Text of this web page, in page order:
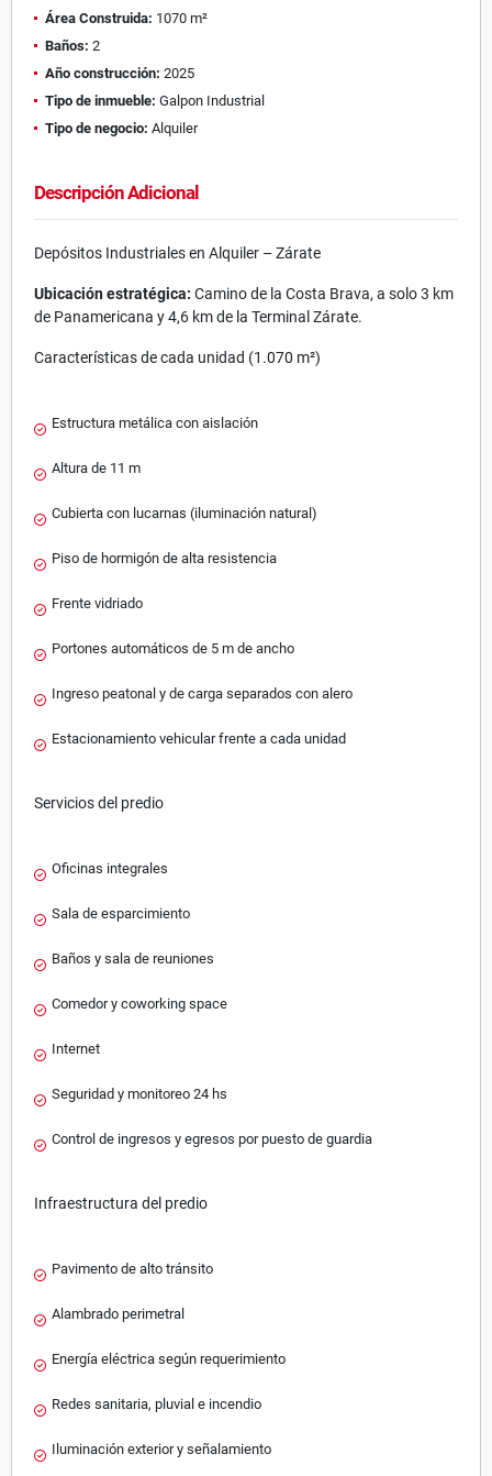
Área Construida: 1070 m²
Baños: 2
Año construcción: 2025
Tipo de inmueble: Galpon Industrial
Tipo de negocio: Alquiler
Descripción Adicional
Depósitos Industriales en Alquiler – Zárate
Ubicación estratégica: Camino de la Costa Brava, a solo 3 km
de Panamericana y 4,6 km de la Terminal Zárate.
Características de cada unidad (1.070 m²)
Estructura metálica con aislación
Altura de 11 m
Cubierta con lucarnas (iluminación natural)
Piso de hormigón de alta resistencia
Frente vidriado
Portones automáticos de 5 m de ancho
Ingreso peatonal y de carga separados con alero
Estacionamiento vehicular frente a cada unidad
Servicios del predio
Oficinas integrales
Sala de esparcimiento
Baños y sala de reuniones
Comedor y coworking space
Internet
Seguridad y monitoreo 24 hs
Control de ingresos y egresos por puesto de guardia
Infraestructura del predio
Pavimento de alto tránsito
Alambrado perimetral
Energía eléctrica según requerimiento
Redes sanitaria, pluvial e incendio
Iluminación exterior y señalamiento